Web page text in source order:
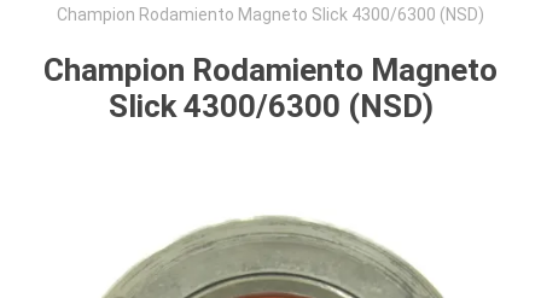
Champion Rodamiento Magneto Slick 4300/6300 (NSD)
Champion Rodamiento Magneto
Slick 4300/6300 (NSD)